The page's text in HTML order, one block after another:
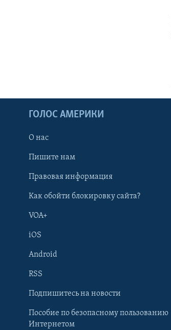
Learning English
ГОЛОС АМЕРИКИ
О нас
Пишите нам
Правовая информация
Как обойти блокировку сайта?
VOA+
iOS
Android
RSS
Подпишитесь на новости
Пособие по безопасному пользованию
Интернетом